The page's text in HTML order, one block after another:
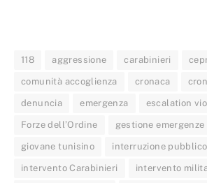
118 aggressione carabinieri
comunità accoglienza cronaca
denuncia emergenza escalation
Forze dell’Ordine gestione emergenze
giovane tunisino interruzione
intervento Carabinieri intervento